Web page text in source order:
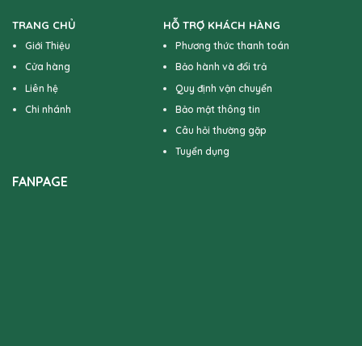
TRANG CHỦ
Giới Thiệu
Cửa hàng
Liên hệ
Chi nhánh
HỖ TRỢ KHÁCH HÀNG
Phương thức thanh toán
Bảo hành và đổi trả
Quy định vận chuyển
Bảo mật thông tin
Câu hỏi thường gặp
Tuyển dụng
FANPAGE